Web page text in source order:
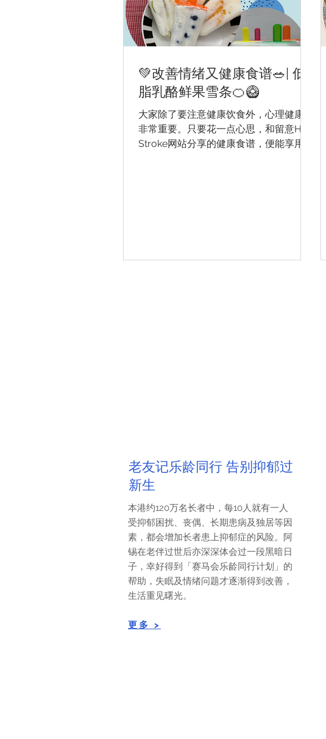
💚改善情绪又健康食谱🥗| 低
脂乳酪鲜果雪条🍊🥝
大家除了要注意健康饮食外，心理健康亦
非常重要。只要花一点心思，和留意HKU
Stroke网站分享的健康食谱，便能享用富
老友记乐龄同行 告别抑郁过
新生
本港约120万名长者中，每10人就有一人
受抑郁困扰、丧偶、长期患病及独居等因
素，都会增加长者患上抑郁症的风险。阿
锡在老伴过世后亦深深体会过一段黑暗日
子，幸好得到「赛马会乐龄同行计划」的
帮助，失眠及情绪问题才逐渐得到改善，
生活重见曙光。
​​更多 >